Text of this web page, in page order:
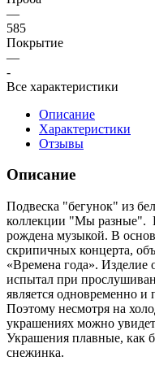
—
585
Покрытие
—
-
Все характеристики
Описание
Характеристики
Отзывы
Описание
Подвеска "бегунок" из
коллекции "Мы разные".
рождена музыкой. В
скрипичных концерта,
«Времена года». Изделие
испытал при
является одновременно
Поэтому несмотря на
украшениях можно
Украшения плавные, как
снежинка.